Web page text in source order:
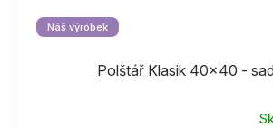
Náš výrobek
Polštář Klasik 40x40 -